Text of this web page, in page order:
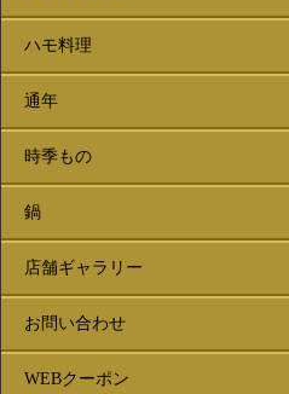
ハモ料理
通年
時季もの
鍋
店舗ギャラリー
お問い合わせ
WEBクーポン